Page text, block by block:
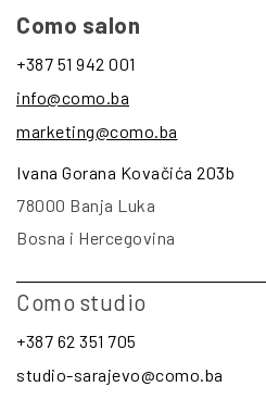
Como salon
+387 51 942 001
info@como.ba
marketing@como.ba
Ivana Gorana Kovačića 203b
78000 Banja Luka
Bosna i Hercegovina
Como studio
+387 62 351 705
studio-sarajevo@como.ba